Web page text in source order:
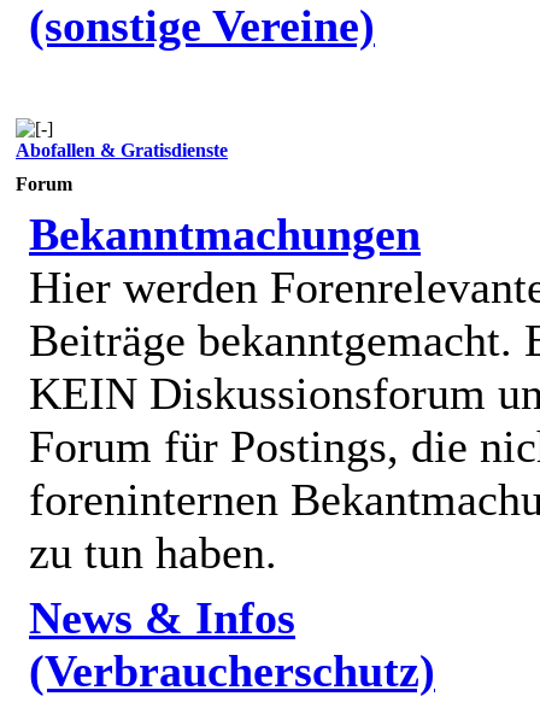
(sonstige Vereine)
Abofallen & Gratisdienste
Forum
Bekanntmachungen
Hier werden
Beiträge bekanntgemacht.
KEIN Diskussionsforum
Forum für Postings, die
foreninternen
zu tun haben.
News & Infos
(Verbraucherschutz)